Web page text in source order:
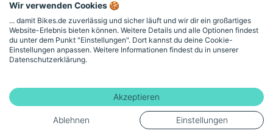
Über die Marke Corratec
Alle Corratec Bikes
Für Pendelstrecken, Stadtfahrten und sportliche
Touren – durchdacht entwickelt in Bayern.
Wir verwenden Cookies 🍪
... damit Bikes.de zuverlässig und sicher läuft und wir dir ein großartiges
Website-Erlebnis bieten können. Weitere Details und alle Optionen findest
du unter dem Punkt "Einstellungen". Dort kannst du deine Cookie-
Einstellungen anpassen. Weitere Informationen findest du in unserer
Datenschutzerklärung.
Akzeptieren
Ablehnen Einstellungen